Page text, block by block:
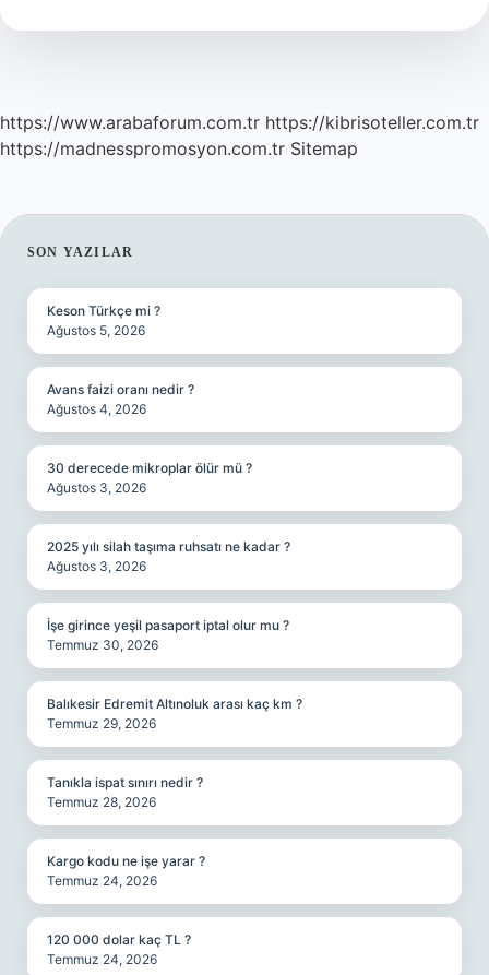
Yapılır
https://www.arabaforum.com.tr https://kibrisoteller.com.tr
https://madnesspromosyon.com.tr Sitemap
SIDEBAR
SON YAZILAR
Keson Türkçe mi ?
Ağustos 5, 2026
Avans faizi oranı nedir ?
Ağustos 4, 2026
30 derecede mikroplar ölür mü ?
Ağustos 3, 2026
2025 yılı silah taşıma ruhsatı ne kadar ?
Ağustos 3, 2026
İşe girince yeşil pasaport iptal olur mu ?
Temmuz 30, 2026
Balıkesir Edremit Altınoluk arası kaç km ?
Temmuz 29, 2026
Tanıkla ispat sınırı nedir ?
Temmuz 28, 2026
Kargo kodu ne işe yarar ?
Temmuz 24, 2026
120 000 dolar kaç TL ?
Temmuz 24, 2026